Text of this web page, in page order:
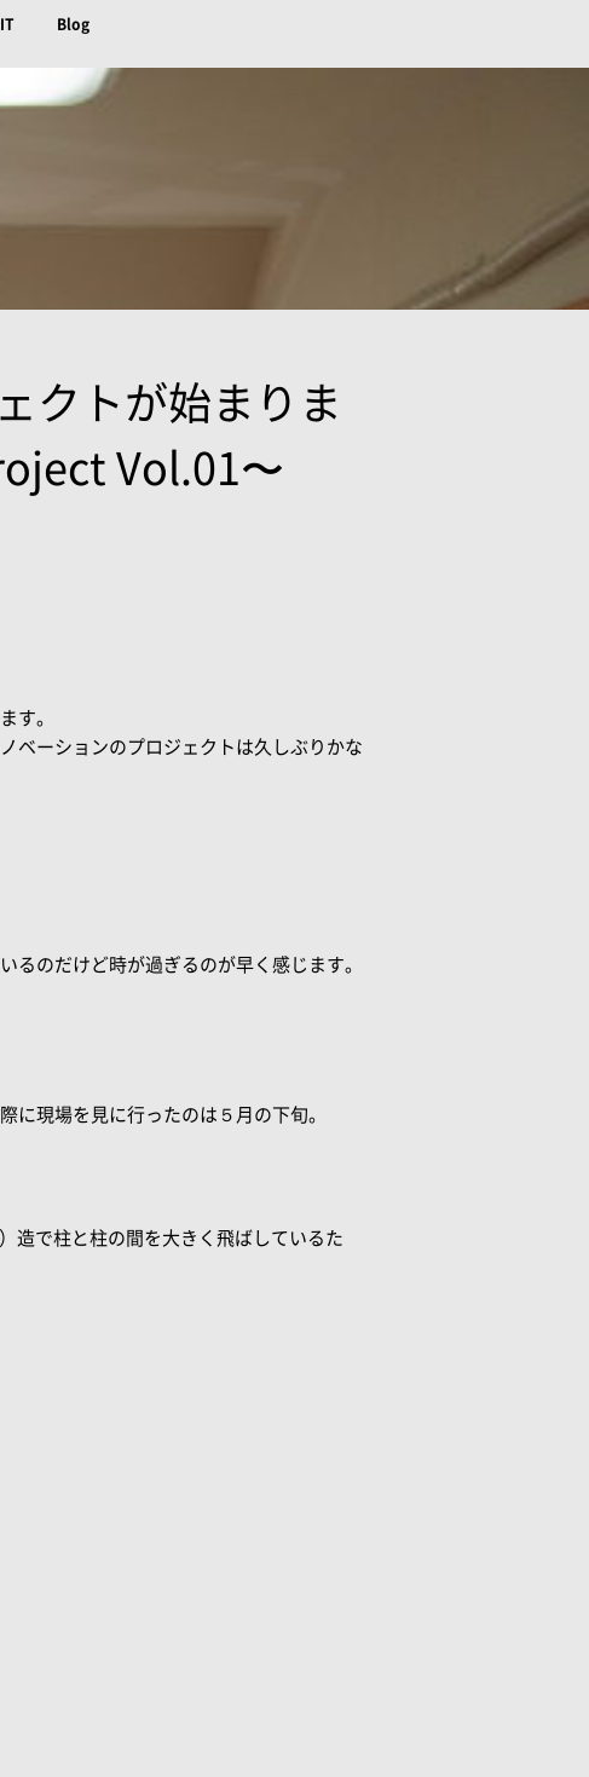
Blog
クトが始まりま
Vol.01〜
す。
ベーションのプロジェクトは久しぶりかな
るのだけど時が過ぎるのが早く感じます。
に現場を見に行ったのは５月の下旬。
造で柱と柱の間を大きく飛ばしているた